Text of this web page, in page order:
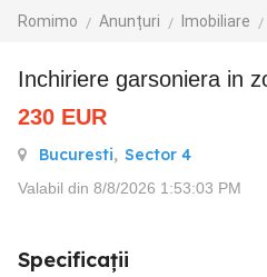
Romimo Anunțuri Imobiliare
Inchiriere garsoniera in
230 EUR
Bucuresti, Sector 4
Valabil din 8/8/2026 1:53:03 PM
Specificații